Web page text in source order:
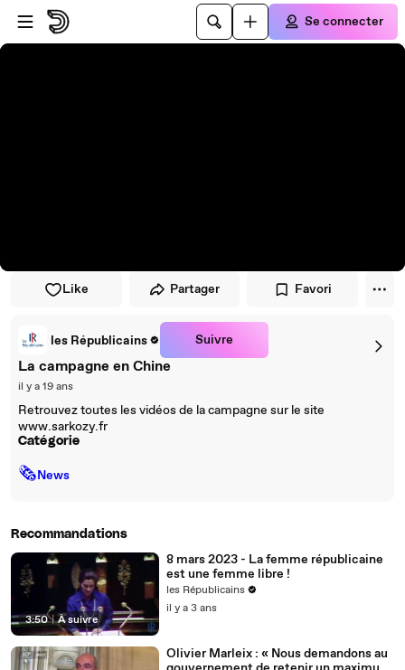
Passer au player
Passer au contenu principal
Se connecter
Like Partager Favori
les Républicains Suivre
La campagne en Chine
il y a 19 ans
Retrouvez toutes les vidéos de la campagne sur le site
www.sarkozy.fr
Catégorie
🗞News
Recommandations
3:50 | À suivre
8 mars 2023 - La femme républicaine
est une femme libre !
les Républicains
il y a 3 ans
Olivier Marleix : « Nous demandons au